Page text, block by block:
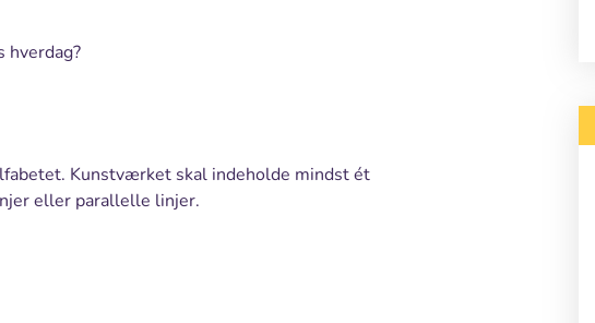
hverdag?
Kunstværket skal indeholde mindst ét
eller parallelle linjer.